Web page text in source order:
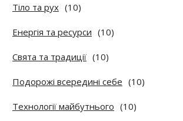
Тіло та рух (10)
Енергія та ресурси (10)
Свята та традиції (10)
Подорожі всередині себе (10)
Технології майбутнього (10)